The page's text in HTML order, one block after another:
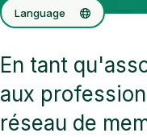
Language
English
En tant
aux
réseau de